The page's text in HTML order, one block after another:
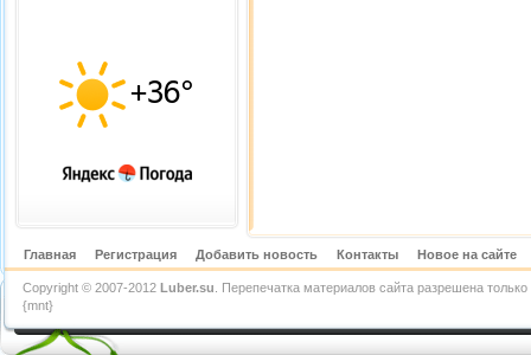
Главная Регистрация Добавить новость Контакты Новое на сайте
Copyright © 2007-2012 Luber.su . Перепечатка материалов сайта разрешена
{mnt}